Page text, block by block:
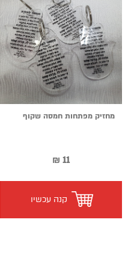
מחזיק מפתחות חמסה שקוף
11 ₪
קנה עכשיו